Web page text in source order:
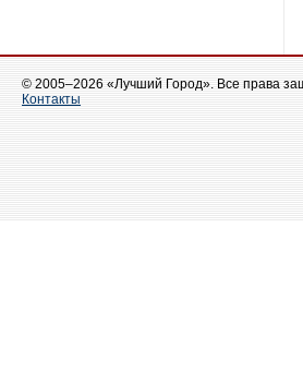
© 2005–2026 «Лучший Город». Все права
Контакты